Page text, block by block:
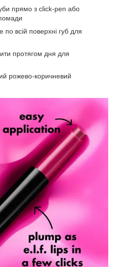
прямо з click-pen або
по всій поверхні губ для
протягом дня для
рожево-коричневий